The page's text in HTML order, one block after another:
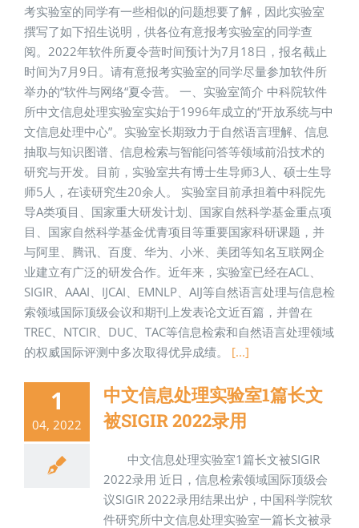
考实验室的同学有一些相似的问题想要了解，因此实验室
撰写了如下招生说明，供各位有意报考实验室的同学查
阅。2022年软件所夏令营时间预计为7月18日，报名截止
时间为7月9日。请有意报考实验室的同学尽量参加软件所
举办的“软件与网络“夏令营。 一、实验室简介 中科院软件
所中文信息处理实验室实始于1996年成立的“开放系统与中
文信息处理中心”。实验室长期致力于自然语言理解、信息
抽取与知识图谱、信息检索与智能问答等领域前沿技术的
研究与开发。目前，实验室共有博士生导师3人、硕士生导
师5人，在读研究生20余人。 实验室目前承担着中科院先
导A类项目、国家重大研发计划、国家自然科学基金重点项
目、国家自然科学基金优青项目等重要国家科研课题，并
与阿里、腾讯、百度、华为、小米、美团等知名互联网企
业建立有广泛的研发合作。近年来，实验室已经在ACL、
SIGIR、AAAI、IJCAI、EMNLP、AIJ等自然语言处理与信息检
索领域国际顶级会议和期刊上发表论文近百篇，并曾在
TREC、NTCIR、DUC、TAC等信息检索和自然语言处理领域
的权威国际评测中多次取得优异成绩。 [...]
1
04, 2022
中文信息处理实验室1篇长文
被SIGIR 2022录用
中文信息处理实验室1篇长文被SIGIR
2022录用 近日，信息检索领域国际顶级会
议SIGIR 2022录用结果出炉，中国科学院软
件研究所中文信息处理实验室一篇长文被录